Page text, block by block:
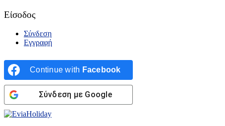
Είσοδος
Σύνδεση
Εγγραφή
Continue with Facebook
Σύνδεση με Google